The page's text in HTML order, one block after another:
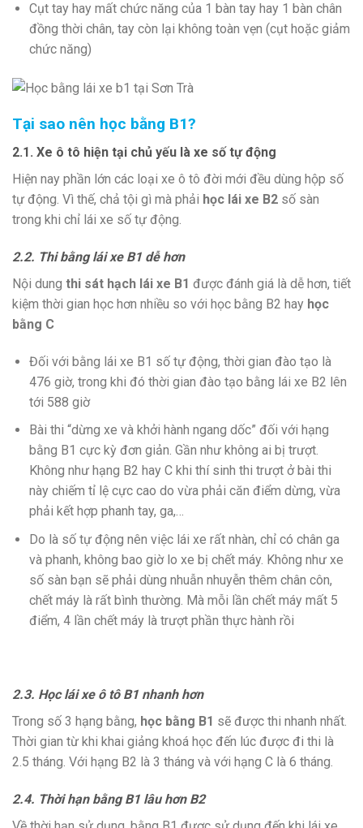
Cụt tay hay mất chức năng của 1 bàn tay hay 1 bàn chân
đồng thời chân, tay còn lại không toàn vẹn (cụt hoặc giảm
chức năng)
Tại sao nên học bằng B1?
2.1. Xe ô tô hiện tại chủ yếu là xe số tự động
Hiện nay phần lớn các loại xe ô tô đời mới đều dùng hộp số
tự động. Vì thế, chả tội gì mà phải học lái xe B2 số sàn
trong khi chỉ lái xe số tự động.
2.2. Thi bằng lái xe B1 dễ hơn
Nội dung thi sát hạch lái xe B1 được đánh giá là dễ hơn, tiết
kiệm thời gian học hơn nhiều so với học bằng B2 hay học
bằng C
Đối với bằng lái xe B1 số tự động, thời gian đào tạo là
476 giờ, trong khi đó thời gian đào tạo bằng lái xe B2 lên
tới 588 giờ
Bài thi “dừng xe và khởi hành ngang dốc” đối với hạng
bằng B1 cực kỳ đơn giản. Gần như không ai bị trượt.
Không như hạng B2 hay C khi thí sinh thi trượt ở bài thi
này chiếm tỉ lệ cực cao do vừa phải căn điểm dừng, vừa
phải kết hợp phanh tay, ga,…
Do là số tự động nên việc lái xe rất nhàn, chỉ có chân ga
và phanh, không bao giờ lo xe bị chết máy. Không như xe
số sàn bạn sẽ phải dùng nhuẫn nhuyễn thêm chân côn,
chết máy là rất bình thường. Mà mỗi lần chết máy mất 5
điểm, 4 lần chết máy là trượt phần thực hành rồi
2.3. Học lái xe ô tô B1 nhanh hơn
Trong số 3 hạng bằng, học bằng B1 sẽ được thi nhanh nhất.
Thời gian từ khi khai giảng khoá học đến lúc được đi thi là
2.5 tháng. Với hạng B2 là 3 tháng và với hạng C là 6 tháng.
2.4. Thời hạn bằng B1 lâu hơn B2